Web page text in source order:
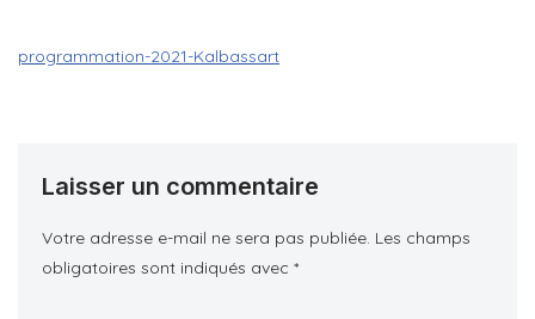
programmation-2021-Kalbassart
Laisser un commentaire
Votre adresse e-mail ne sera pas publiée. Les champs
obligatoires sont indiqués avec *